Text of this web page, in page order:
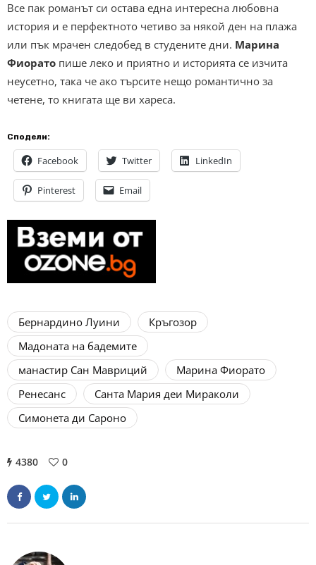
Все пак романът си остава една интересна любовна
история и е перфектното четиво за някой ден на плажа
или пък мрачен следобед в студените дни. Марина
Фиорато пише леко и приятно и историята се изчита
неусетно, така че ако търсите нещо романтично за
четене, то книгата ще ви хареса.
Сподели:
Facebook Twitter LinkedIn
Pinterest Email
Бернардино Луини
Кръгозор
Мадоната на бадемите
манастир Сан Мавриций
Марина Фиорато
Ренесанс
Санта Мария деи Мираколи
Симонета ди Сароно
4380 0